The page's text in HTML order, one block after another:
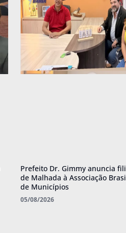
Prefeito Dr. Gimmy anuncia
de Malhada à Associação
de Municípios
05/08/2026